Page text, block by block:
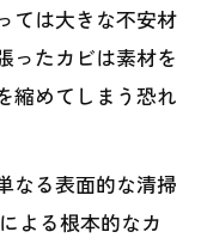
ては大きな不安材
ったカビは素材を
縮めてしまう恐れ
なる表面的な清掃
よる根本的なカ